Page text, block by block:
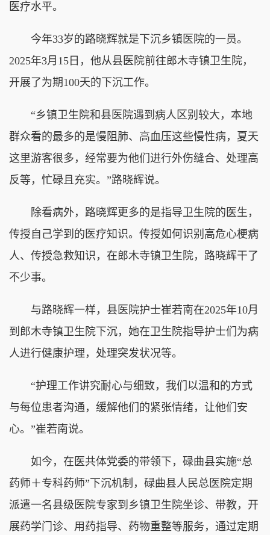
医疗水平。
今年33岁的路晓辉就是下沉乡镇医院的一员。
2025年3月15日，他从县医院前往郎木寺镇卫生院，
开展了为期100天的下沉工作。
“乡镇卫生院和县医院遇到病人区别较大，本地
群众看的最多的是慢阻肺、高血压这些慢性病，夏天
这里游客很多，经常要为他们进行外伤缝合、处理高
反等，忙碌且充实。”路晓辉说。
除看病外，路晓辉更多的是指导卫生院的医生，
传授自己学到的医疗知识。传授如何识别高危心梗病
人、传授急救知识，在郎木寺镇卫生院，路晓辉干了
不少事。
与路晓辉一样，县医院护士崔若南在2025年10月
到郎木寺镇卫生院下沉，她在卫生院指导护士们为病
人进行健康护理，处理突发状况等。
“护理工作讲究耐心与细致，我们以温和的方式
与每位患者沟通，缓解他们的紧张情绪，让他们安
心。”崔若南说。
如今，在医共体党委的带领下，碌曲县实施“总
药师＋专科药师”下沉机制，碌曲县人民总医院定期
派遣一名县级医院专家到乡镇卫生院坐诊、带教，开
展药学门诊、用药指导、药物重整等服务，通过定期